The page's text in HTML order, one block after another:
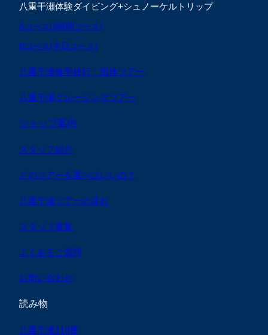
八重干瀬体験ダイビング+シュノーケルトリップ
Aコース(3時間コース)
Bコース(半日コース)
八重干瀬修学旅行・団体ツアー
八重干瀬クルージングツアー
ショップ案内
スタッフ紹介
どのツアーを選べばいいの？
八重干瀬ツアーの流れ
スタッフ募集
よくあるご質問
お問い合わせ
読み物
八重干瀬110番